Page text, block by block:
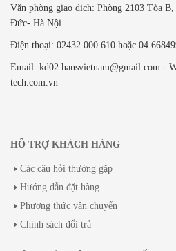
Văn phòng giao dịch: ​Phòng 2103 Tòa B,
Đức- Hà Nội
Điện thoại: 02432.000.610 hoặc
Email: kd02.hansvietnam@gmail.com -
tech.com.vn
HỖ TRỢ KHÁCH HÀNG
Các câu hỏi thường gặp
Hướng dẫn đặt hàng
Phương thức vận chuyển
Chính sách đổi trả